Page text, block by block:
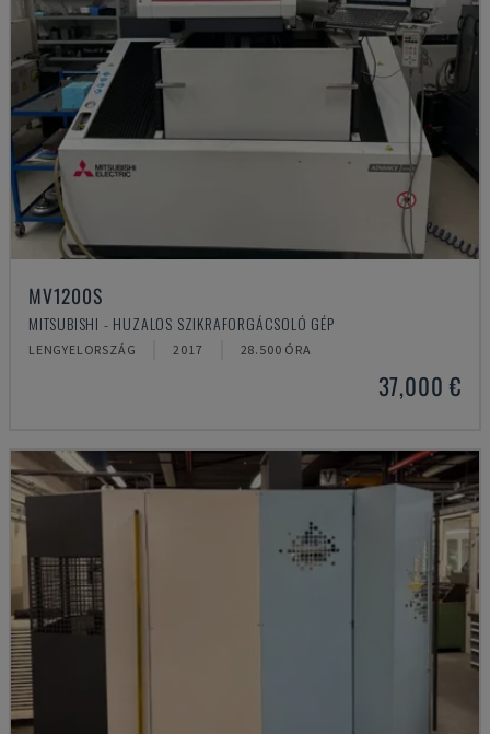
MV1200S
MITSUBISHI - HUZALOS SZIKRAFORGÁCSOLÓ GÉP
LENGYELORSZÁG 2017 28.500 ÓRA
37,000 €